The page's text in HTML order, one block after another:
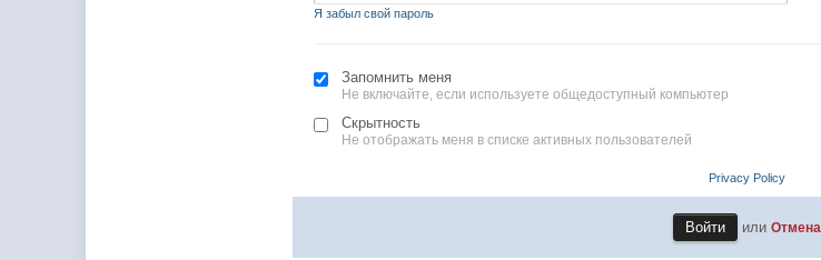
Я забыл свой пароль
Запомнить меня
Не включайте, если используете общедоступный компьютер
Скрытность
Не отображать меня в списке активных пользователей
Privacy Policy
илиОтмена